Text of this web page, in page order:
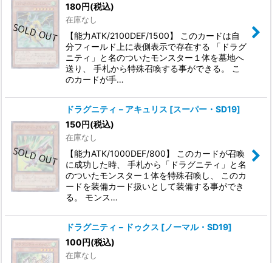
180円(税込)
在庫なし
【能力ATK/2100DEF/1500】 このカードは自
分フィールド上に表側表示で存在する 「ドラグ
ニティ」と名のついたモンスター１体を墓地へ
送り、 手札から特殊召喚する事ができる。 こ
のカードが手…
ドラグニティ－アキュリス [スーパー・SD19]
150円(税込)
在庫なし
【能力ATK/1000DEF/800】 このカードが召喚
に成功した時、 手札から「ドラグニティ」と名
のついたモンスター１体を特殊召喚し、 このカ
ードを装備カード扱いとして装備する事ができ
る。 モンス…
ドラグニティ－ドゥクス [ノーマル・SD19]
100円(税込)
在庫なし